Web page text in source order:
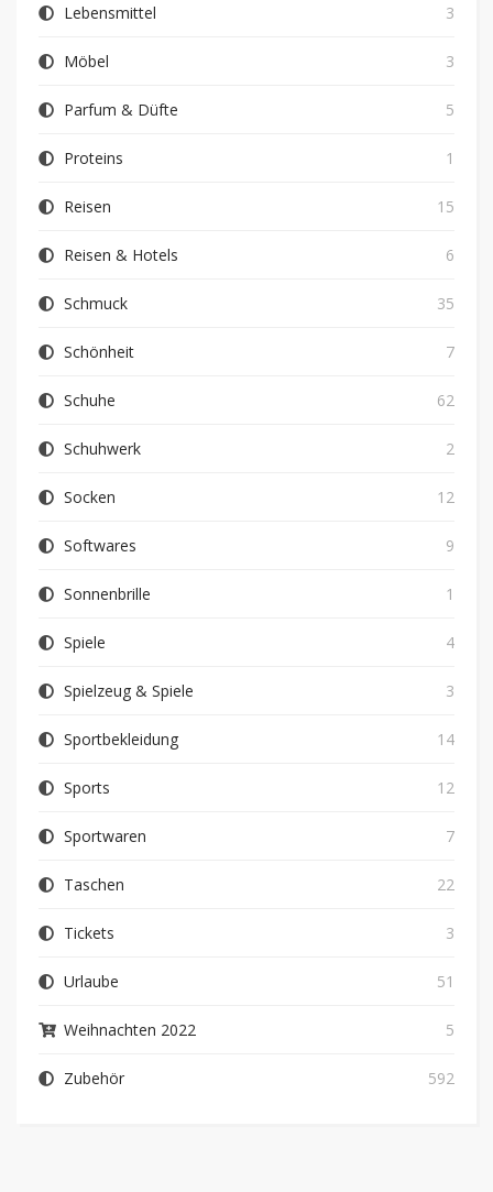
Lebensmittel 3
Möbel 3
Parfum & Düfte 5
Proteins 1
Reisen 15
Reisen & Hotels 6
Schmuck 35
Schönheit 7
Schuhe 62
Schuhwerk 2
Socken 12
Softwares 9
Sonnenbrille 1
Spiele 4
Spielzeug & Spiele 3
Sportbekleidung 14
Sports 12
Sportwaren 7
Taschen 22
Tickets 3
Urlaube 51
Weihnachten 2022 5
Zubehör 592